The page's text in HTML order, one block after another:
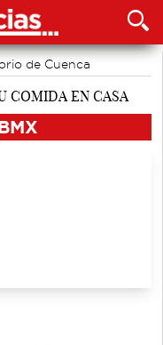
de Cuenca